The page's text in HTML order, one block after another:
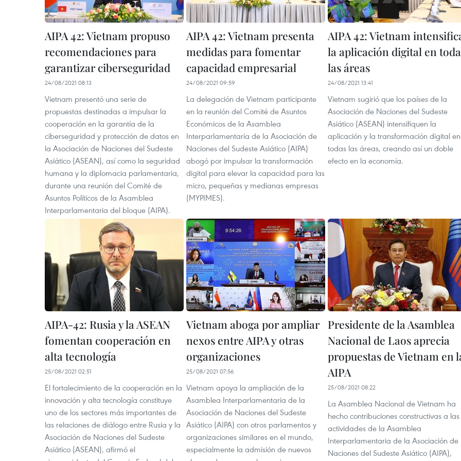
AIPA 42: Vietnam propuso
recomendaciones para
garantizar ciberseguridad
24/08/2021 08:13
Vietnam presentó una serie de
propuestas destinadas a impulsar la
cooperación en la garantía de la
ciberseguridad y protección de datos en
la Asociación de Naciones del Sudeste
Asiático (ASEAN), así como la seguridad
humana y la diplomacia parlamentaria,
durante una reunión del Comité de
Asuntos Políticos de la Asamblea
Interparlamentaria del bloque (AIPA).
AIPA 42: Vietnam presenta
medidas para fomentar
capacidad empresarial
24/08/2021 09:59
La delegación de Vietnam participante
en la reunión del Comité de Asuntos
Económicos de la Asamblea
Interparlamentaria de la Asociación de
Naciones del Sudeste Asiático (AIPA)
abogó por impulsar la transformación
digital para elevar la capacidad para las
micro, pequeñas y medianas empresas
(MYPIMES).
AIPA 42: Vietnam
la aplicación digital en
las áreas
24/08/2021 13:41
Vietnam sugirió que los países de la
Asociación de Naciones del Sudeste
Asiático (ASEAN) intensifiquen la
aplicación y la transformación digital en
todas las áreas, creando así un doble
efecto en la economía.
AIPA-42: Rusia y la ASEAN
fomentan cooperación en
alta tecnología
25/08/2021 02:51
El fortalecimiento de la cooperación en la
innovación y alta tecnología constituye
uno de los sectores más importantes de
las relaciones de diálogo entre Rusia y la
Asociación de Naciones del Sudeste
Asiático (ASEAN), afirmó el
Vietnam aboga por ampliar
nexos entre AIPA y otras
organizaciones
25/08/2021 07:56
Vietnam apoya la ampliación de la
Asamblea Interparlamentaria de la
Asociación de Naciones del Sudeste
Asiático (AIPA) con otros parlamentos y
organizaciones similares en el mundo,
especialmente la admisión de nuevos
Presidente de la Asamblea
Nacional de Laos aprecia
propuestas de Vietnam en
AIPA
25/08/2021 08:22
La Asamblea Nacional de Vietnam ha
hecho contribuciones constructivas a las
actividades de la Asamblea
Interparlamentaria de la Asociación de
Naciones del Sudeste Asiático (AIPA),